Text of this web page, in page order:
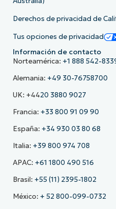
Derechos de privacidad de
Tus opciones de privacidad
Información de contacto
Norteamérica: +1 888 542-
Alemania: +49 30-76758700
UK: +4420 3880 9027
Francia: +33 800 91 09 90
España: +34 930 03 80 68
Italia: +39 800 974 708
APAC: +61 1800 490 516
Brasil: +55 (11) 2395-1802
México: + 52 800-099-0732